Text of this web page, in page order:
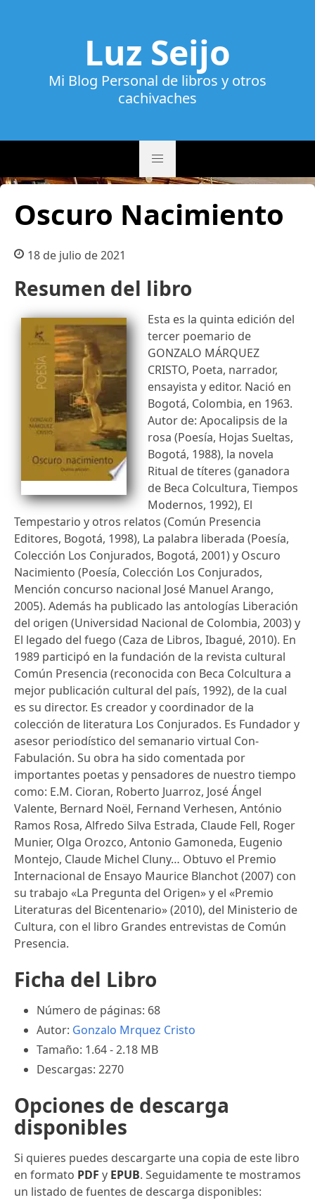
Luz Seijo
Mi Blog Personal de libros y otros
cachivaches
Oscuro Nacimiento
18 de julio de 2021
Resumen del libro
Esta es la quinta edición del
tercer poemario de
GONZALO MÁRQUEZ
CRISTO, Poeta, narrador,
ensayista y editor. Nació en
Bogotá, Colombia, en 1963.
Autor de: Apocalipsis de la
rosa (Poesía, Hojas Sueltas,
Bogotá, 1988), la novela
Ritual de títeres (ganadora
de Beca Colcultura, Tiempos
Modernos, 1992), El
Tempestario y otros relatos (Común Presencia
Editores, Bogotá, 1998), La palabra liberada (Poesía,
Colección Los Conjurados, Bogotá, 2001) y Oscuro
Nacimiento (Poesía, Colección Los Conjurados,
Mención concurso nacional José Manuel Arango,
2005). Además ha publicado las antologías Liberación
del origen (Universidad Nacional de Colombia, 2003) y
El legado del fuego (Caza de Libros, Ibagué, 2010). En
1989 participó en la fundación de la revista cultural
Común Presencia (reconocida con Beca Colcultura a
mejor publicación cultural del país, 1992), de la cual
es su director. Es creador y coordinador de la
colección de literatura Los Conjurados. Es Fundador y
asesor periodístico del semanario virtual Con-
Fabulación. Su obra ha sido comentada por
importantes poetas y pensadores de nuestro tiempo
como: E.M. Cioran, Roberto Juarroz, José Ángel
Valente, Bernard Noël, Fernand Verhesen, António
Ramos Rosa, Alfredo Silva Estrada, Claude Fell, Roger
Munier, Olga Orozco, Antonio Gamoneda, Eugenio
Montejo, Claude Michel Cluny… Obtuvo el Premio
Internacional de Ensayo Maurice Blanchot (2007) con
su trabajo «La Pregunta del Origen» y el «Premio
Literaturas del Bicentenario» (2010), del Ministerio de
Cultura, con el libro Grandes entrevistas de Común
Presencia.
Ficha del Libro
Número de páginas: 68
Autor: Gonzalo Mrquez Cristo
Tamaño: 1.64 - 2.18 MB
Descargas: 2270
Opciones de descarga
disponibles
Si quieres puedes descargarte una copia de este libro
en formato PDF y EPUB. Seguidamente te mostramos
un listado de fuentes de descarga disponibles: